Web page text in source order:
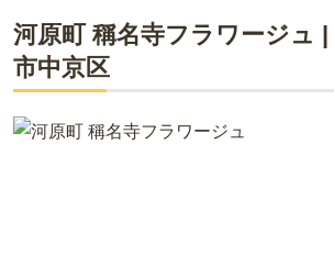
西岸寺境外墓地に、「梅小路 京都西フラワ
約2分で、多くの線が出入りする京都駅から
河原町 稱名寺フラワージュ |
市中京区